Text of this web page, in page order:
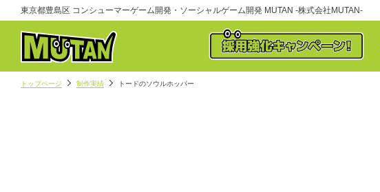
東京都豊島区 コンシューマーゲーム開発・ソーシャルゲーム開発 MUTAN -株式会社MUTAN-
トップページ 制作実績 トードのソウルホッパー